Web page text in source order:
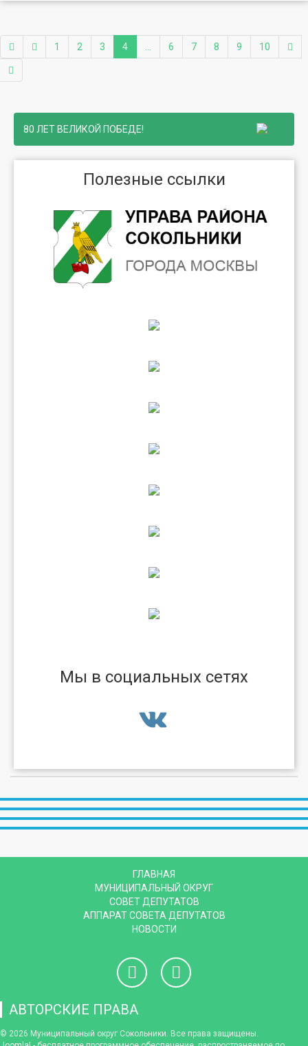
1 2 3 4 ... 6 7 8 9 10
80 ЛЕТ ВЕЛИКОЙ ПОБЕДЕ!
Полезные ссылки
Мы в социальных сетях
ГЛАВНАЯ
МУНИЦИПАЛЬНЫЙ ОКРУГ
СОВЕТ ДЕПУТАТОВ
АППАРАТ СОВЕТА ДЕПУТАТОВ
НОВОСТИ
АВТОРСКИЕ ПРАВА
© 2026 Муниципальный округ Сокольники. Все права защищены.